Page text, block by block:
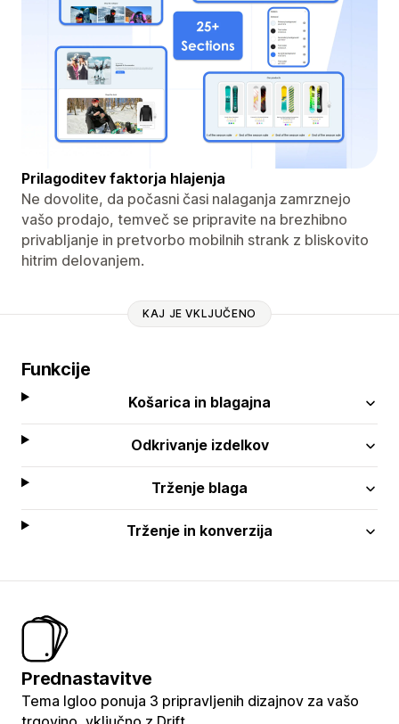
Prilagoditev faktorja hlajenja
Ne dovolite, da počasni časi nalaganja zamrznejo
vašo prodajo, temveč se pripravite na brezhibno
privabljanje in pretvorbo mobilnih strank z bliskovito
hitrim delovanjem.
KAJ JE VKLJUČENO
Funkcije
Košarica in blagajna
Odkrivanje izdelkov
Trženje blaga
Trženje in konverzija
Prednastavitve
Tema Igloo ponuja 3 pripravljenih dizajnov za vašo